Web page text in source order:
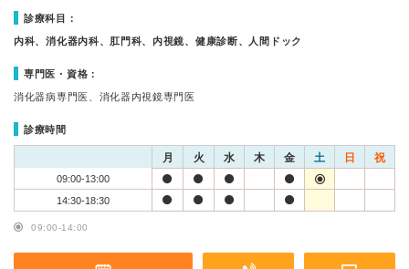
診療科目：
内科、消化器内科、肛門科、内視鏡、健康診断、人間ドック
専門医・資格：
消化器病専門医、消化器内視鏡専門医
診療時間
月 火 水 木 金 土 日 祝
09:00-13:00
14:30-18:30
09:00-14:00